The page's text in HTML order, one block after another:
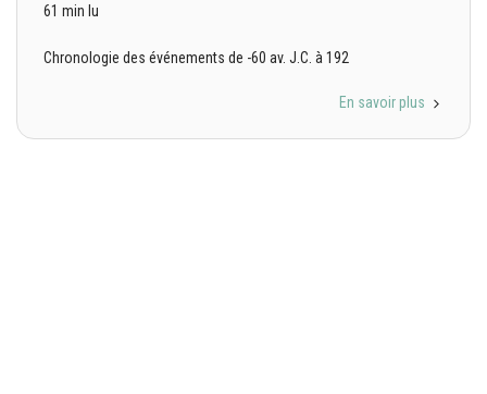
61 min lu
Chronologie des événements de -60 av. J.C. à 192
En savoir plus